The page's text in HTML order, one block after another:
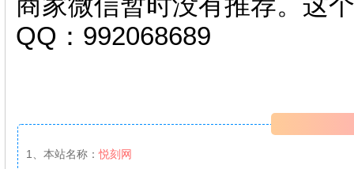
QQ：992068689
1、本站名称：悦刻网